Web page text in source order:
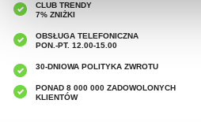
CLUB TRENDY
7% ZNIŻKI
OBSŁUGA TELEFONICZNA
PON.-PT. 12.00-15.00
30-DNIOWA POLITYKA ZWROTU
PONAD 8 000 000 ZADOWOLONYCH
KLIENTÓW